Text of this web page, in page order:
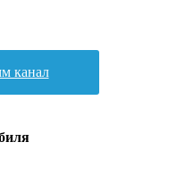
канал